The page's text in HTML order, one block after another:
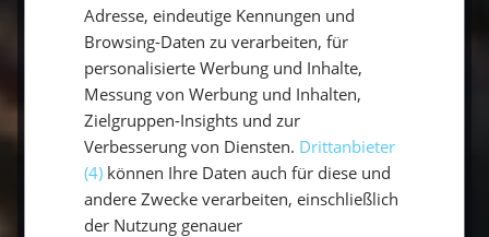
entdecken, durch die griechischen Inseln
segeln oder die wilden Fjorde Norwegens
erkunden möchtest – auf einer Segelyacht
findest du die perfekte Balance aus Abenteuer
und Erholung.
Jetzt buchen
Adresse, eindeutige Kennungen und
Browsing-Daten zu verarbeiten, für
personalisierte Werbung und Inhalte,
Messung von Werbung und Inhalten,
Zielgruppen-Insights und zur
Verbesserung von Diensten. Drittanbieter
(4) können Ihre Daten auch für diese und
andere Zwecke verarbeiten, einschließlich
der Nutzung genauer